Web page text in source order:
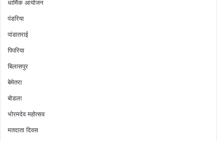
धार्मिक आयोजन
पंडरिया
पांडातराई
पिपरिया
बिलासपुर
बेमेतरा
बोडला
भोरमदेव महोत्सव
मतदाता दिवस